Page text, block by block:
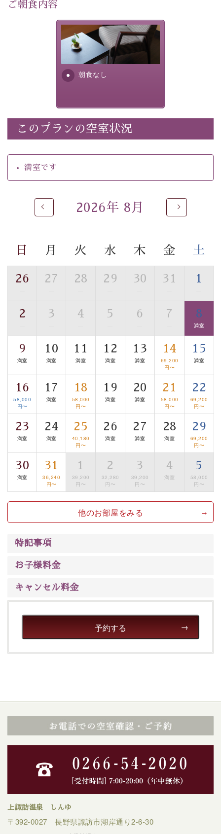
・駐車場完備
・チェックイン15時、チェックアウト10時
自家源泉「美翠源泉」は酸化の進みが遅く新鮮で若返り
の効果が高い、極めて希有な源泉です。身も心も癒され
るご入浴をお愉しみください。
温泉の成分に合わせ、防菌防カビの特殊素材の畳を使
用。 足元が柔らかく、そして滑りにくい畳のお風呂で
ご了承のほどお願いいたします。
眺望はございませんが、源泉掛け流しの温泉の質を楽し
貸切温泉風呂
です。ゆったりといやされるプライベー
【旅】
■諏訪大社4社を巡る無料参拝バス
豊富な知識を持ったドライバー兼ガイドが諏訪大社をご
案内します。
事前ご予約制ですので、ご利用ご希望の方
※交通規制などにより運行できない日がございます
以上がプラン内容です。
上諏訪温泉“しんゆ”なら諏訪大社など歴史ある諏訪の街
清らかな源泉、諏訪湖に包まれるお部屋、 大人のたしな
みを感じていただける、美しく癒される宿で贅沢に幸せ
のときを安心してお過ごしください。
ご朝食内容
朝食なし
朝食なし。ご朝食を付ける場
合は朝食付きのプランをお選
びくださいませ。
このプランの空室状況
満室です
2026年 8月
日 月 火 水 木 金 土
26
—
27
—
28
—
29
—
30
—
31
—
1
—
2
—
3
—
4
—
5
—
6
—
7
—
8
満室
9
満室
10
満室
11
満室
12
満室
13
満室
14
69,200
円〜
15
満室
16
58,000
円〜
17
満室
18
58,000
円〜
19
満室
20
満室
21
58,000
円〜
22
69,200
円〜
23
満室
24
満室
25
40,180
円〜
26
満室
27
満室
28
満室
29
69,200
円〜
30
満室
31
36,240
円〜
1
39,200
円〜
2
32,280
円〜
3
39,200
円〜
4
満室
5
58,000
円〜
他のお部屋をみる
特記事項
お子様料金
キャンセル料金
予約する
上諏訪温泉 しんゆ
〒392-0027 長野県諏訪市湖岸通り2-6-30